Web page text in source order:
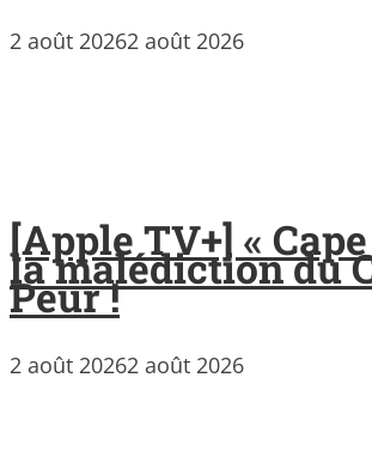
2 août 20262 août 2026
[Apple TV+] «
la malédiction du
Peur !
2 août 20262 août 2026